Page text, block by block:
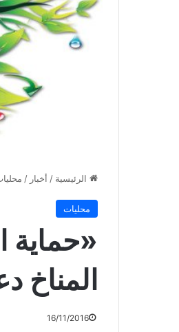
الرئيسية / أخبار /
محليات
«حماية
المناخ
16/11/2016